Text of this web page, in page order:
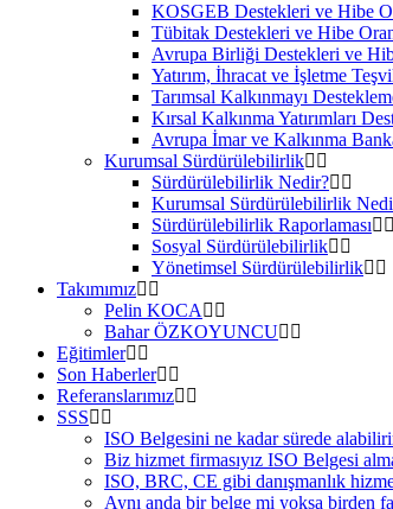
KOSGEB Destekleri ve Hibe
Tübitak Destekleri ve Hibe
Avrupa Birliği Destekleri ve
Yatırım, İhracat ve İşletme
Tarımsal Kalkınmayı
Kırsal Kalkınma Yatırımları
Avrupa İmar ve Kalkınma
Kurumsal Sürdürülebilirlik
Sürdürülebilirlik Nedir?
Kurumsal Sürdürülebilirlik
Sürdürülebilirlik Raporlaması
Sosyal Sürdürülebilirlik
Yönetimsel Sürdürülebilirlik
Takımımız
Pelin KOCA
Bahar ÖZKOYUNCU
Eğitimler
Son Haberler
Referanslarımız
SSS
ISO Belgesini ne kadar sürede
Biz hizmet firmasıyız ISO Belgesi
ISO, BRC, CE gibi danışmanlık
Aynı anda bir belge mi yoksa birden